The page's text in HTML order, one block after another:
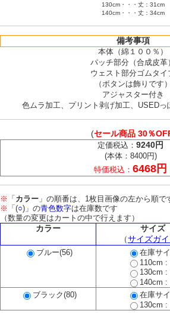
130cm・・・丈：31cm
140cm・・・丈：34cm
備考事項
本体（綿１００％）
パッチ部分（合成皮革
ウェスト部分ゴムタイ
（ボタンは飾りです）
アジャスター付き
色ムラ加工、プリント剥げ加工、USEDっ
(セール商品 30％
定価税込： 9240円
(本体：8400円)
特価税込： 6468円
※ 「カラー 」の順番は、1枚目画像の左から順で
※ 「(○)」の青色数字は在庫数です
（数量の変更はカートの中で行えます）
カラー
サイズ
（サイズガイ
ブルー(56)
在庫サ
110cm :
130cm :
140cm :
ブラック(80)
在庫サ
130cm :